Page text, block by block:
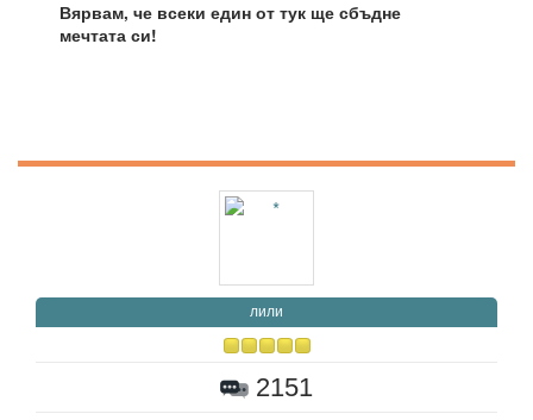
Вярвам, че всеки един от тук ще сбъдне
мечтата си!
лили
2151